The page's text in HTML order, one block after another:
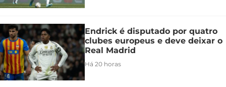
Endrick é disputado por quatro
clubes europeus e deve deixar o
Real Madrid
Há 20 horas